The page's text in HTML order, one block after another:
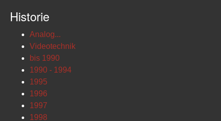
Historie
Analog...
Videotechnik
bis 1990
1990 - 1994
1995
1996
1997
1998